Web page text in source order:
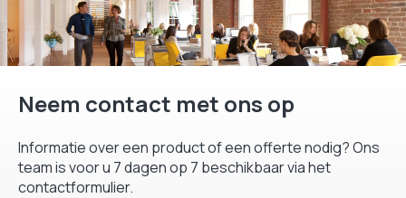
Neem contact met ons op
Informatie over een product of een offerte nodig? Ons
team is voor u 7 dagen op 7 beschikbaar via het
contactformulier.